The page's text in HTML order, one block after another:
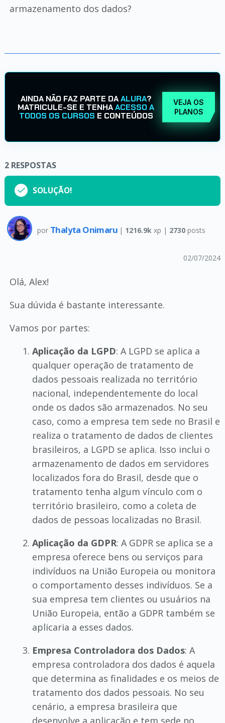
armazenamento dos dados?
AINDA NÃO FAZ PARTE DAALURA?
MATRICULE-SE E TENHAACESSO A
TODOS OS CURSOS E CONTEÚDOS
VEJA OS
PLANOS
2 RESPOSTAS
SOLUÇÃO!
por Thalyta Onimaru | 1216.9k xp | 2730 posts
02/07/2024
Olá, Alex!
Sua dúvida é bastante interessante.
Vamos por partes:
Aplicação da LGPD: A LGPD se aplica a
qualquer operação de tratamento de
dados pessoais realizada no território
nacional, independentemente do local
onde os dados são armazenados. No seu
caso, como a empresa tem sede no Brasil e
realiza o tratamento de dados de clientes
brasileiros, a LGPD se aplica. Isso inclui o
armazenamento de dados em servidores
localizados fora do Brasil, desde que o
tratamento tenha algum vínculo com o
território brasileiro, como a coleta de
dados de pessoas localizadas no Brasil.
Aplicação da GDPR: A GDPR se aplica se a
empresa oferece bens ou serviços para
indivíduos na União Europeia ou monitora
o comportamento desses indivíduos. Se a
sua empresa tem clientes ou usuários na
União Europeia, então a GDPR também se
aplicaria a esses dados.
Empresa Controladora dos Dados: A
empresa controladora dos dados é aquela
que determina as finalidades e os meios de
tratamento dos dados pessoais. No seu
cenário, a empresa brasileira que
desenvolve a aplicação e tem sede no